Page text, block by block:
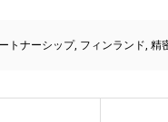
トナーシップ, フィンランド, 精